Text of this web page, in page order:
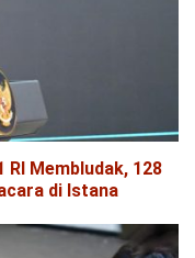
Membludak, 128
di Istana